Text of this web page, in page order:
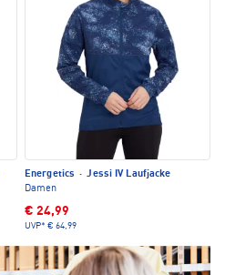
Energetics · Jessi IV Laufjacke
Damen
€ 24,99
UVP* € 64,99